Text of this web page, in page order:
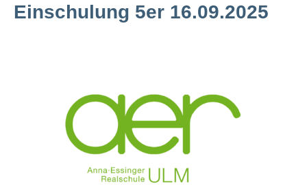
Einschulung 5er 16.09.2025